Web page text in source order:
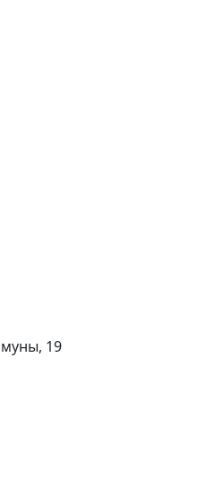
19